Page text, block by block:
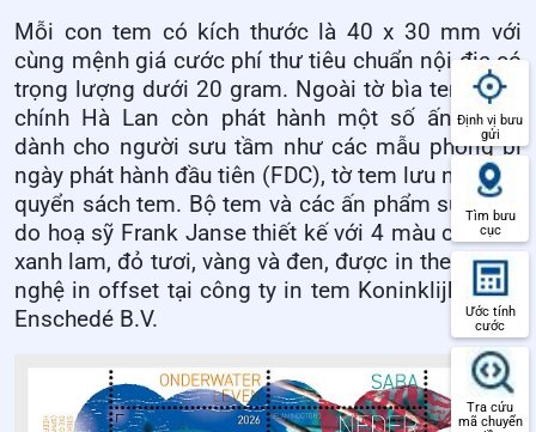
Mỗi con tem có kích thước là 40 x 30 mm với
cùng mệnh giá cước phí thư tiêu chuẩn nội địa có
trọng lượng dưới 20 gram. Ngoài tờ bìa tem, Bưu
chính Hà Lan còn phát hành một số ấn phẩm
dành cho người sưu tầm như các mẫu phong bì
ngày phát hành đầu tiên (FDC), tờ tem lưu niệm và
quyển sách tem. Bộ tem và các ấn phẩm sưu tầm
do hoạ sỹ Frank Janse thiết kế với 4 màu chính là
xanh lam, đỏ tươi, vàng và đen, được in theo công
nghệ in offset tại công ty in tem Koninklijke Joh.
Enschedé B.V.
Định vị bưu
gửi
Tìm bưu
cục
Ước tính
cước
Tra cứu
mã chuyển